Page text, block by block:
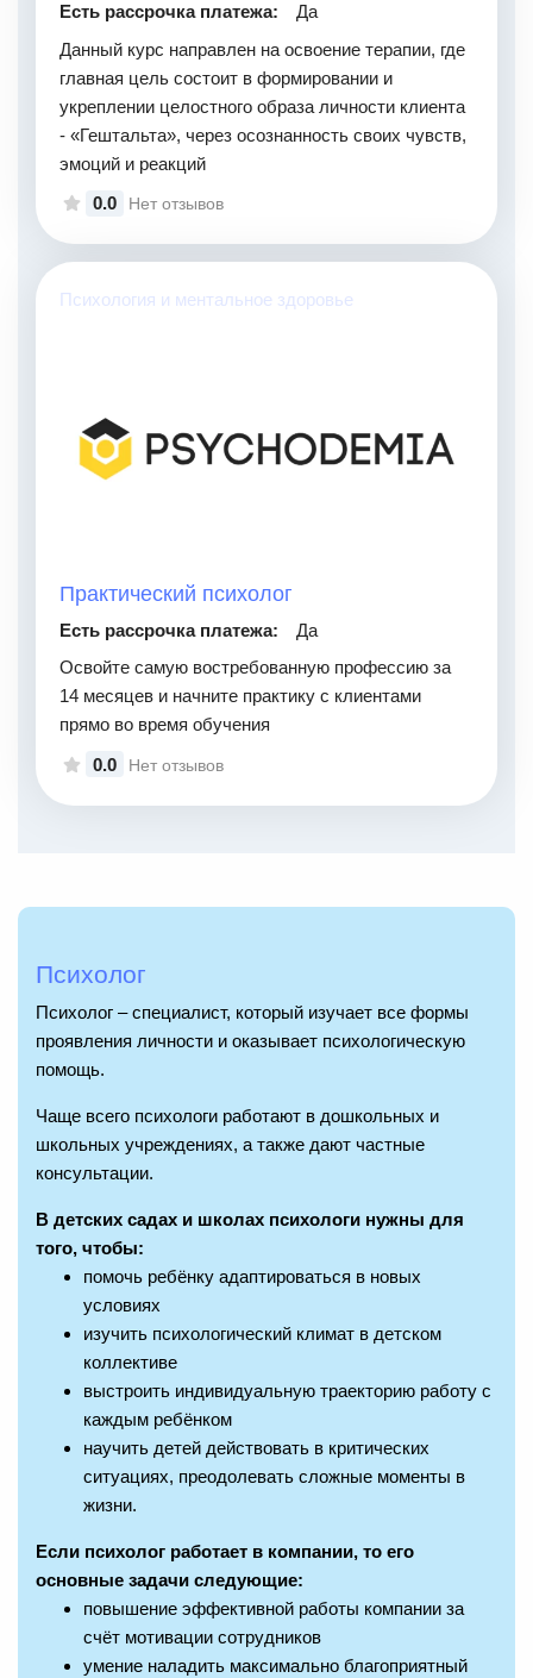
Есть рассрочка платежа:
Да
Данный курс направлен на освоение терапии, где
главная цель состоит в формировании и
укреплении целостного образа личности клиента
- «Гештальта», через осознанность своих чувств,
эмоций и реакций
0.0
Нет отзывов
Психология и ментальное здоровье
Практический психолог
Есть рассрочка платежа:
Да
Освойте самую востребованную профессию за
14 месяцев и начните практику с клиентами
прямо во время обучения
0.0
Нет отзывов
Психолог
Психолог – специалист, который изучает все формы
проявления личности и оказывает психологическую
помощь.
Чаще всего психологи работают в дошкольных и
школьных учреждениях, а также дают частные
консультации.
В детских садах и школах психологи нужны для
того, чтобы:
помочь ребёнку адаптироваться в новых
условиях
изучить психологический климат в детском
коллективе
выстроить индивидуальную траекторию работу с
каждым ребёнком
научить детей действовать в критических
ситуациях, преодолевать сложные моменты в
жизни.
Если психолог работает в компании, то его
основные задачи следующие:
повышение эффективной работы компании за
счёт мотивации сотрудников
умение наладить максимально благоприятный